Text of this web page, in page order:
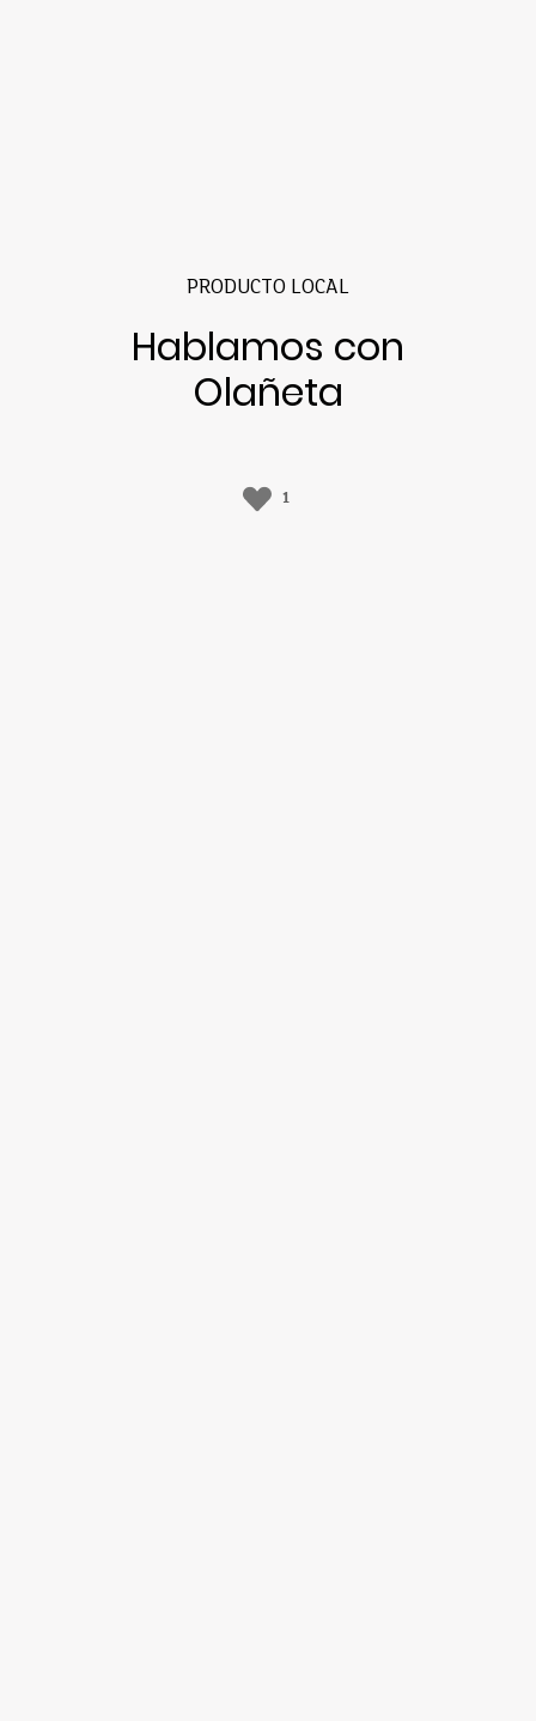
PRODUCTO LOCAL
Hablamos con
Olañeta
1